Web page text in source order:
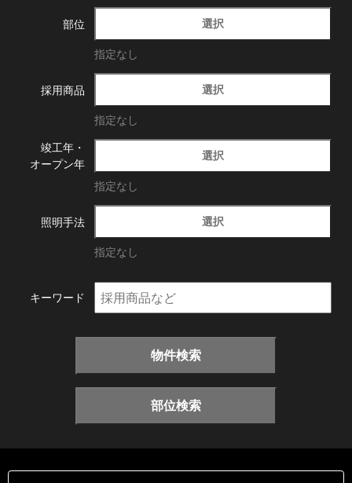
部位 選択
指定なし
採用商品 選択
指定なし
竣工年・
オープン年
選択
指定なし
照明手法 選択
指定なし
キーワード
物件検索
部位検索